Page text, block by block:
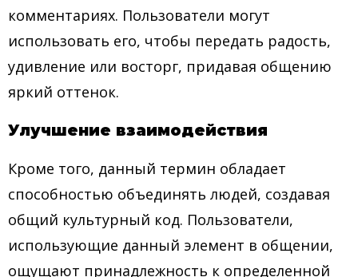
комментариях. Пользователи могут
использовать его, чтобы передать радость,
удивление или восторг, придавая общению
яркий оттенок.
Улучшение взаимодействия
Кроме того, данный термин обладает
способностью объединять людей, создавая
общий культурный код. Пользователи,
использующие данный элемент в общении,
ощущают принадлежность к определенной